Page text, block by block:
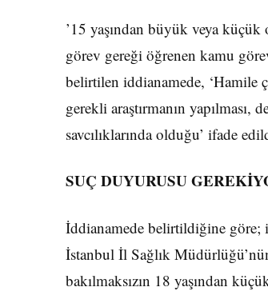
’15 yaşından büyük veya
görev gereği öğrenen kamu
belirtilen iddianamede,
gerekli araştırmanın
savcılıklarında olduğu’ ifade
SUÇ DUYURUSU
İddianamede belirtildiğine
İstanbul İl Sağlık
bakılmaksızın 18 yaşından